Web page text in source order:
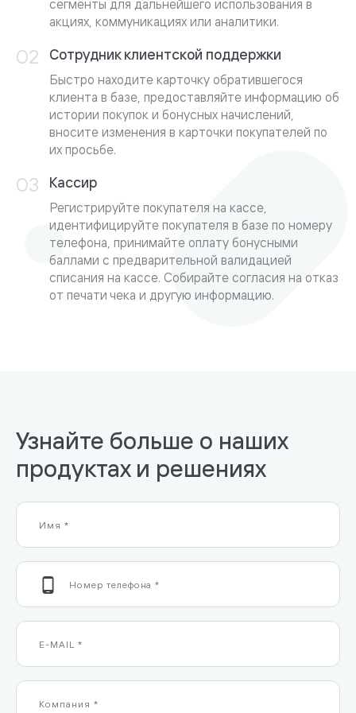
сегменты для дальнейшего использования в
акциях, коммуникациях или аналитики.
Сотрудник клиентской поддержки
Быстро находите карточку обратившегося
клиента в базе, предоставляйте информацию об
истории покупок и бонусных начислений,
вносите изменения в карточки покупателей по
их просьбе.
Кассир
Регистрируйте покупателя на кассе,
идентифицируйте покупателя в базе по номеру
телефона, принимайте оплату бонусными
баллами с предварительной валидацией
списания на кассе. Собирайте согласия на отказ
от печати чека и другую информацию.
Узнайте больше о наших
продуктах и решениях